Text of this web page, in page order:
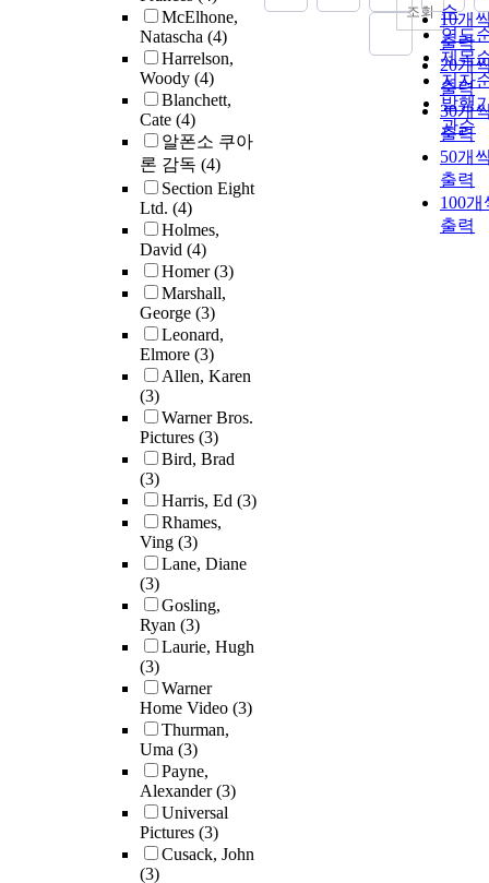
McElhone,
Natascha (4)
Harrelson,
Woody (4)
Blanchett,
Cate (4)
알폰소 쿠아
론 감독 (4)
Section Eight
Ltd. (4)
Holmes,
David (4)
Homer(3)
Marshall,
George (3)
Leonard,
Elmore (3)
Allen, Karen
(3)
Warner Bros.
Pictures (3)
Bird, Brad
(3)
Harris, Ed (3)
Rhames,
Ving (3)
Lane, Diane
(3)
Gosling,
Ryan (3)
Laurie, Hugh
(3)
Warner
Home Video (3)
Thurman,
Uma (3)
Payne,
Alexander(3)
Universal
Pictures (3)
Cusack, John
(3)
순
연도
제목
저자
발행
관순
10개
출력
20개
출력
30개
출력
50개
출력
100개
출력
조회